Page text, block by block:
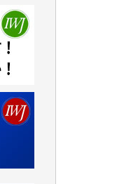
会員
マ
失
も